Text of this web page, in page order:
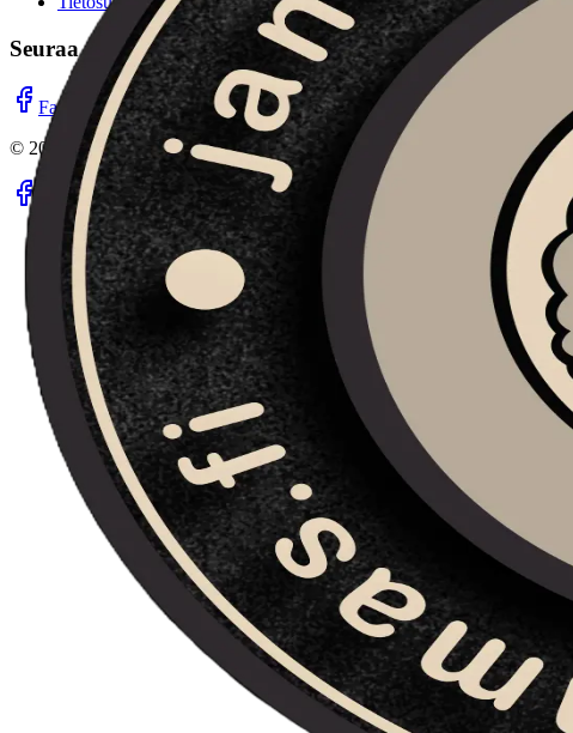
Seuraa meitä
Facebook Instagram
YouTube
© 2026 Janoinenlammas.fi. Kaikki oikeudet pidätetään.